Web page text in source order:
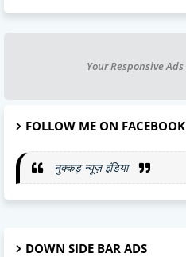
Your Responsive
FOLLOW ME ON FACEBOOK
नुक्कड़ न्यूज़ इंडिया
DOWN SIDE BAR ADS